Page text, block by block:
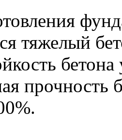
тяжелый
бетона
прочность